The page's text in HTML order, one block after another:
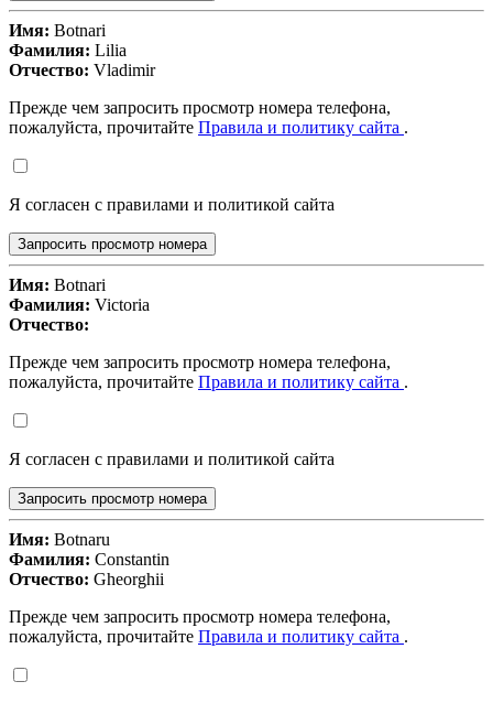
Имя: Botnari
Фамилия: Lilia
Отчество: Vladimir
Прежде чем запросить просмотр номера телефона,
пожалуйста, прочитайте Правила и политику сайта .
Я согласен с правилами и политикой сайта
Запросить просмотр номера
Имя: Botnari
Фамилия: Victoria
Отчество:
Прежде чем запросить просмотр номера телефона,
пожалуйста, прочитайте Правила и политику сайта .
Я согласен с правилами и политикой сайта
Запросить просмотр номера
Имя: Botnaru
Фамилия: Constantin
Отчество: Gheorghii
Прежде чем запросить просмотр номера телефона,
пожалуйста, прочитайте Правила и политику сайта .